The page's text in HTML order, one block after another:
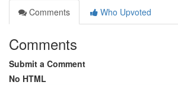
Comments
Who Upvoted
Comments
Submit a Comment
No HTML